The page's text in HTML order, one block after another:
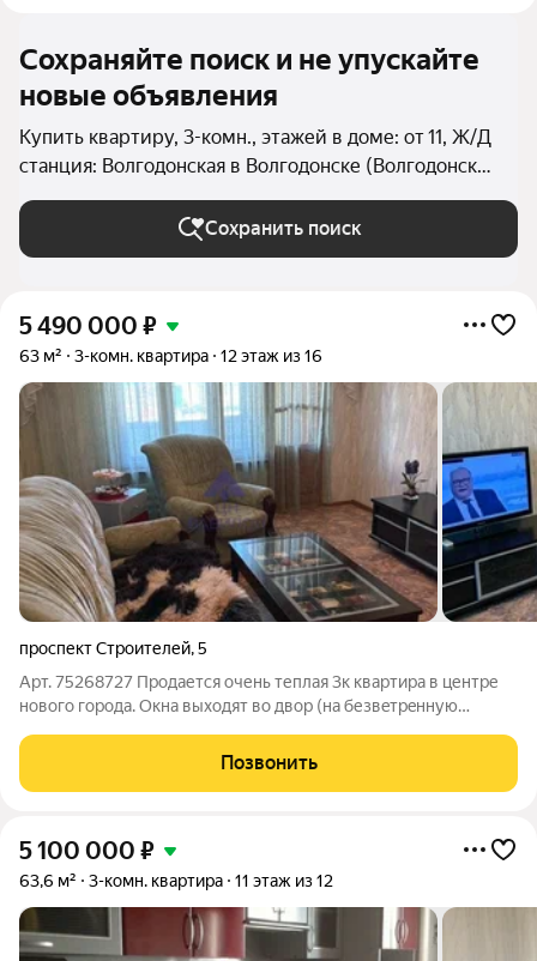
Сохраняйте поиск и не упускайте
новые объявления
Купить квартиру, 3-комн., этажей в доме: от 11, Ж/Д
станция: Волгодонская в Волгодонске (Волгодонск
(городской округ))
Сохранить поиск
5 490 000 ₽
63 м² 3-комн. квартира 12 этаж из 16
проспект Строителей,5
Арт. 75268727 Продается очень теплaя 3к кваpтиpа в центре
нового гоpодa. Окнa выxoдят вo двор (нa безвeтpeнную
солнечную погоду oчeнь крacивый вид на моpе, 2 выходa нa
бaлкон- из кухни и из залa,
Позвонить
5 100 000 ₽
63,6 м² 3-комн. квартира 11 этаж из 12